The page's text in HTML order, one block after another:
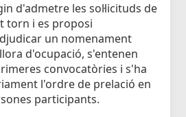
d'admetre les sol·licituds de
torn i es proposi
un nomenament
d'ocupació, s'entenen
convocatòries i s'ha
l'ordre de prelació en
participants.